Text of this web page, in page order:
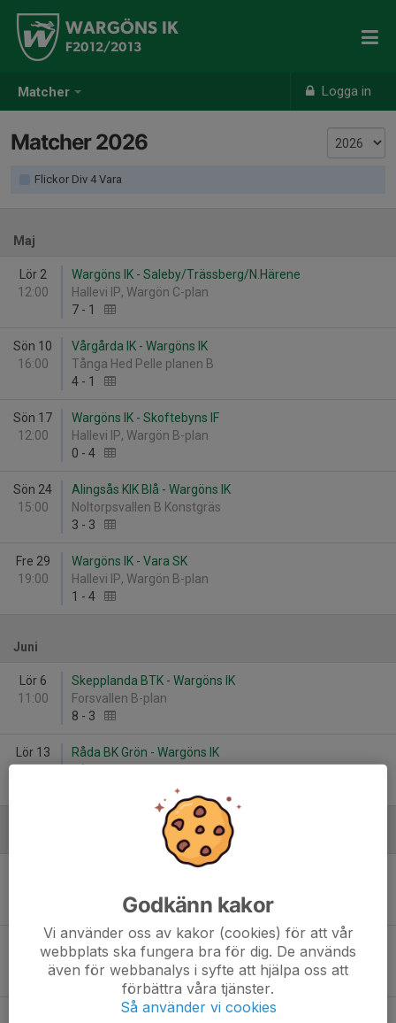
Matcher Logga in
WARGÖNS IK
F2012/2013
Matcher 2026
Flickor Div 4 Vara
Maj
Lör 2
12:00
Wargöns IK - Saleby/Trässberg/N.Härene
Hallevi IP, Wargön C-plan
7 - 1
Sön 10
16:00
Vårgårda IK - Wargöns IK
Tånga Hed Pelle planen B
4 - 1
Sön 17
12:00
Wargöns IK - Skoftebyns IF
Hallevi IP, Wargön B-plan
0 - 4
Sön 24
15:00
Alingsås KIK Blå - Wargöns IK
Noltorpsvallen B Konstgräs
3 - 3
Fre 29
19:00
Wargöns IK - Vara SK
Hallevi IP, Wargön B-plan
1 - 4
Juni
Lör 6
11:00
Skepplanda BTK - Wargöns IK
Forsvallen B-plan
8 - 3
Lör 13
Råda BK Grön - Wargöns IK
Saleby/Trässberg/N.Härene - Wargöns IK
19:00
Wargöns IK - Vårgårda IK
Hallevi IP, Wargön B-plan
-
Skoftebyns IF - Wargöns IK
Godkänn kakor
Vi använder oss av kakor (cookies) för att vår
webbplats ska fungera bra för dig. De används
även för webbanalys i syfte att hjälpa oss att
förbättra våra tjänster.
Så använder vi cookies